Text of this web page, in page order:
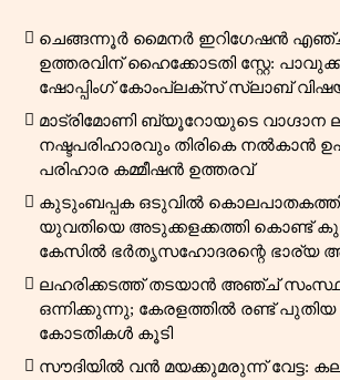
ചെങ്ങന്നൂർ മൈനർ ഇറിഗേഷൻ
ഉത്തരവിന് ഹൈക്കോടതി സ്റ്റേ:
ഷോപ്പിംഗ് കോംപ്ലക്സ് സ്ലാബ്
മാട്രിമോണി ബ്യൂറോയുടെ വാഗ്ദാന
നഷ്ടപരിഹാരവും തിരികെ നൽകാൻ
പരിഹാര കമ്മീഷൻ ഉത്തരവ്
കുടുംബപ്പക ഒടുവിൽ
യുവതിയെ അടുക്കളക്കത്തി കൊണ്ട്
കേസിൽ ഭർതൃസഹോദരന്റെ ഭാര്യ
ലഹരിക്കടത്ത് തടയാൻ അഞ്ച്
ഒന്നിക്കുന്നു; കേരളത്തിൽ രണ്ട് പുതിയ
കോടതികൾ കൂടി
സൗദിയിൽ വൻ മയക്കുമരുന്ന് വേട്ട: